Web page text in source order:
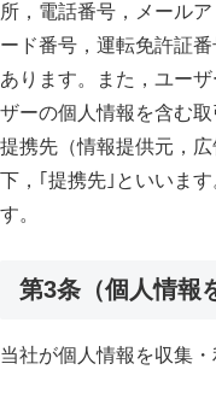
所，電話番号，メール
ード番号，運転免許証
あります。また，ユー
ザーの個人情報を含む
提携先（情報提供元，
下，｢提携先｣といいま
す。
第3条（個人情報
当社が個人情報を収集